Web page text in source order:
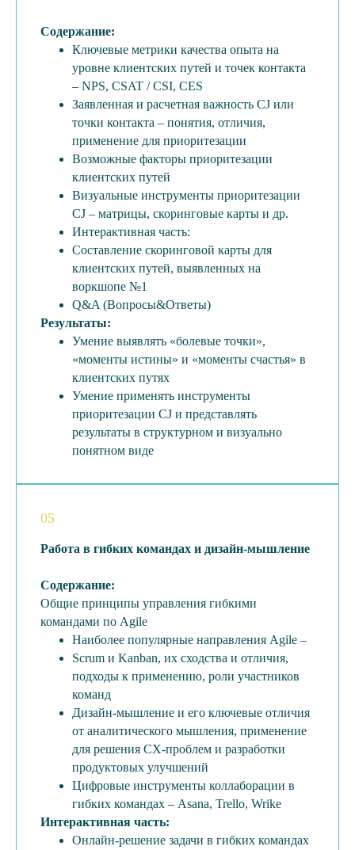
Содержание:
Ключевые метрики качества опыта на
уровне клиентских путей и точек контакта
– NPS, CSAT / CSI, CES
Заявленная и расчетная важность CJ или
точки контакта – понятия, отличия,
применение для приоритезации
Возможные факторы приоритезации
клиентских путей
Визуальные инструменты приоритезации
CJ – матрицы, скоринговые карты и др.
Интерактивная часть:
Составление скоринговой карты для
клиентских путей, выявленных на
воркшопе №1
Q&A (Вопросы&Ответы)
Результаты:
Умение выявлять «болевые точки»,
«моменты истины» и «моменты счастья» в
клиентских путях
Умение применять инструменты
приоритезации CJ и представлять
результаты в структурном и визуально
понятном виде
05
Работа в гибких командах и дизайн-мышление
Содержание:
Общие принципы управления гибкими
командами по Agile
Наиболее популярные направления Agile –
Scrum и Kanban, их сходства и отличия,
подходы к применению, роли участников
команд
Дизайн-мышление и его ключевые отличия
от аналитического мышления, применение
для решения CX-проблем и разработки
продуктовых улучшений
Цифровые инструменты коллаборации в
гибких командах – Asana, Trello, Wrike
Интерактивная часть:
Онлайн-решение задачи в гибких командах